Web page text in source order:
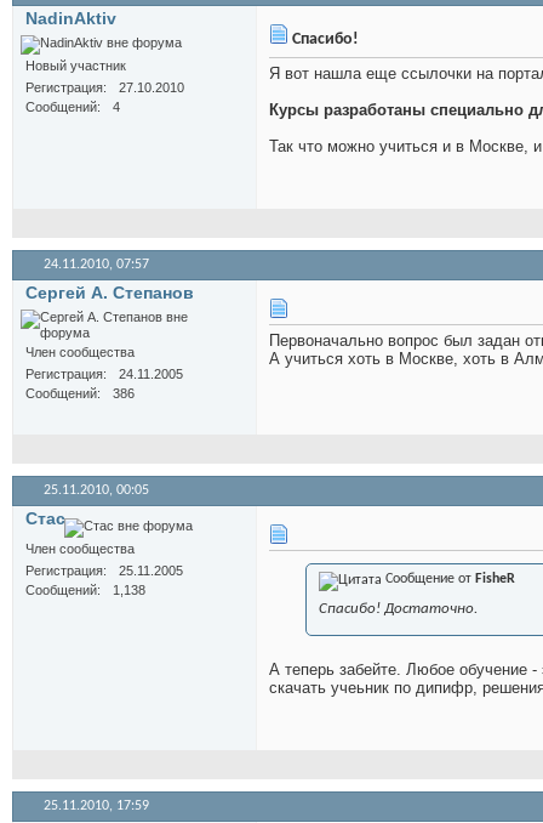
NadinAktiv
Новый участник
Регистрация
27.10.2010
Сообщений
4
Спасибо!
Я вот нашла еще ссылочки на
Курсы разработаны специально
Так что можно учиться и в Москве,
24.11.2010, 07:57
Сергей А. Степанов
Член сообщества
Регистрация
24.11.2005
Сообщений
386
Первоначально вопрос был задан
А учиться хоть в Москве, хоть в
25.11.2010, 00:05
Стас
Член сообщества
Регистрация
25.11.2005
Сообщений
1,138
Сообщение от FisheR
Спасибо! Достаточно.
А теперь забейте. Любое обучение
скачать учеьник по дипифр,
25.11.2010, 17:59